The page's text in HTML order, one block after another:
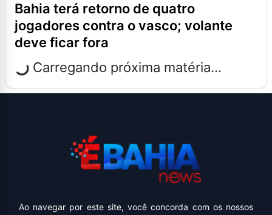
bahia terá retorno de quatro
jogadores contra o vasco; volante
deve ficar fora
Carregando próxima matéria...
Ao navegar por este site, você concorda com os nossos